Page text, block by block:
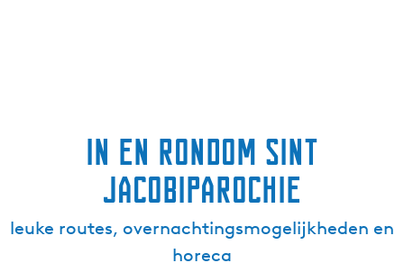
In en rondom Sint
Jacobiparochie
leuke routes, overnachtingsmogelijkheden en
horeca